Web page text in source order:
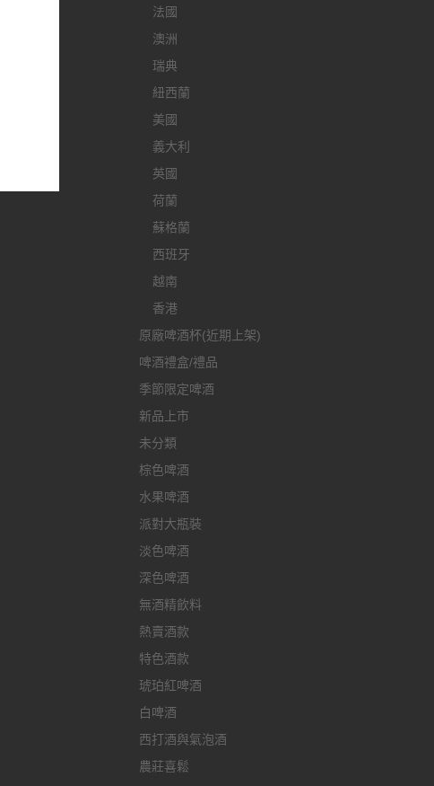
法國
澳洲
瑞典
紐西蘭
美國
義大利
英國
荷蘭
蘇格蘭
西班牙
越南
香港
原廠啤酒杯(近期上架)
啤酒禮盒/禮品
季節限定啤酒
新品上市
未分類
棕色啤酒
水果啤酒
派對大瓶裝
淡色啤酒
深色啤酒
無酒精飲料
熱賣酒款
特色酒款
琥珀紅啤酒
白啤酒
西打酒與氣泡酒
農莊喜鬆